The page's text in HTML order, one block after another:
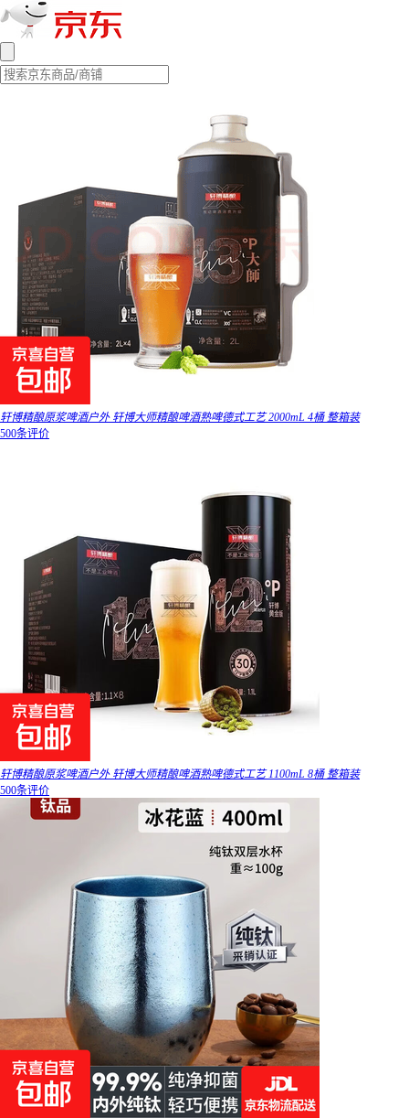
轩博精酿原浆啤酒户外 轩博大师精酿啤酒熟啤德式工艺 2000mL 4桶 整箱装
500条评价
轩博精酿原浆啤酒户外 轩博大师精酿啤酒熟啤德式工艺 1100mL 8桶 整箱装
500条评价